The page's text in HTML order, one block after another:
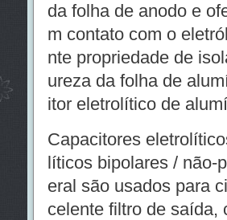
da folha de anodo e
m contato com o
nte propriedade de
ureza da folha de
itor eletrolítico de
Capacitores
líticos bipolares / não-
eral são usados ​​para
celente filtro de saída,